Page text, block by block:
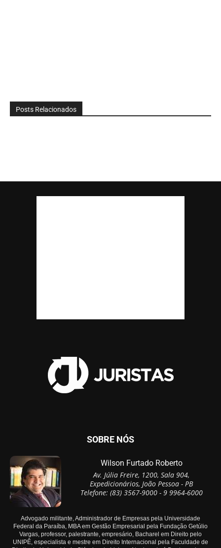
Posts Relacionados
SOBRE NÓS
Wilson Furtado Roberto
Av. Júlia Freire, 1200, Sala 904,
Expedicionários, João Pessoa - PB
Telefone: (83) 3567-9000 - 9 9964-6000
Advogado militante, Administrador de Empresas pela Universidade
Federal da Paraíba, MBA em Gestão Empresarial pela Fundação Getúlio
Vargas, professor, palestrante, empresário, Bacharel em Direito pelo
UNIPÊ, especialista e mestre em Direito Internacional pela Faculdade de